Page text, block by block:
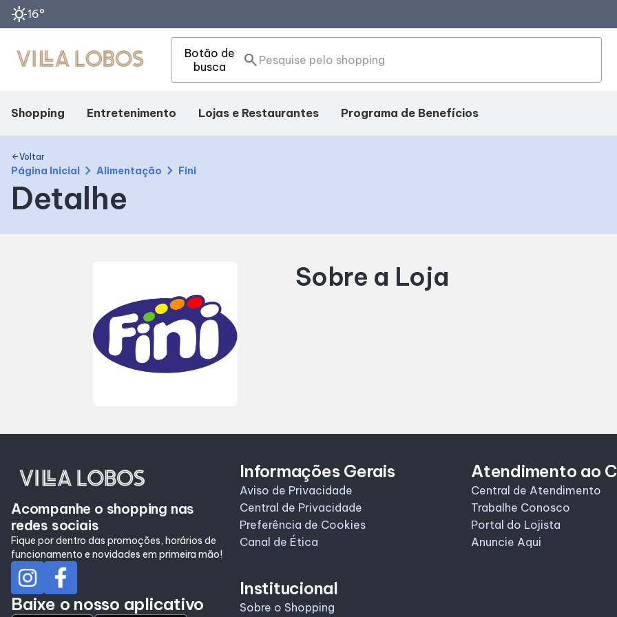
sunny16°
Botão de
busca
search
Shopping
Mapa Interno
Facilidades
Como Chegar
Entretenimento
Teatro
Fique por Dentro
Lojas e Restaurantes Programa de Benefícios
arrow_backVoltar
Página Inicial chevron_right Alimentação chevron_right Fini
Detalhe
Sobre a Loja
Acompanhe o shopping nas
redes sociais
Fique por dentro das promoções, horários de
funcionamento e novidades em primeira mão!
Baixe o nosso aplicativo
Informações Gerais
Aviso de Privacidade
Central de Privacidade
Preferência de Cookies
Canal de Ética
Institucional
Sobre o Shopping
Atendimento ao
Central de Atendimento
Trabalhe Conosco
Portal do Lojista
Anuncie Aqui